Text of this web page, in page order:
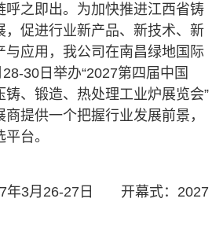
呼之即出。为加快推进江西省铸
，促进行业新产品、新技术、新
与应用，我公司在南昌绿地国际
30日举办“2027第四届中国
铸、锻造、热处理工业炉展览会”
提供一个把握行业发展前景，
台。
年3月26-27日 开幕式：2027